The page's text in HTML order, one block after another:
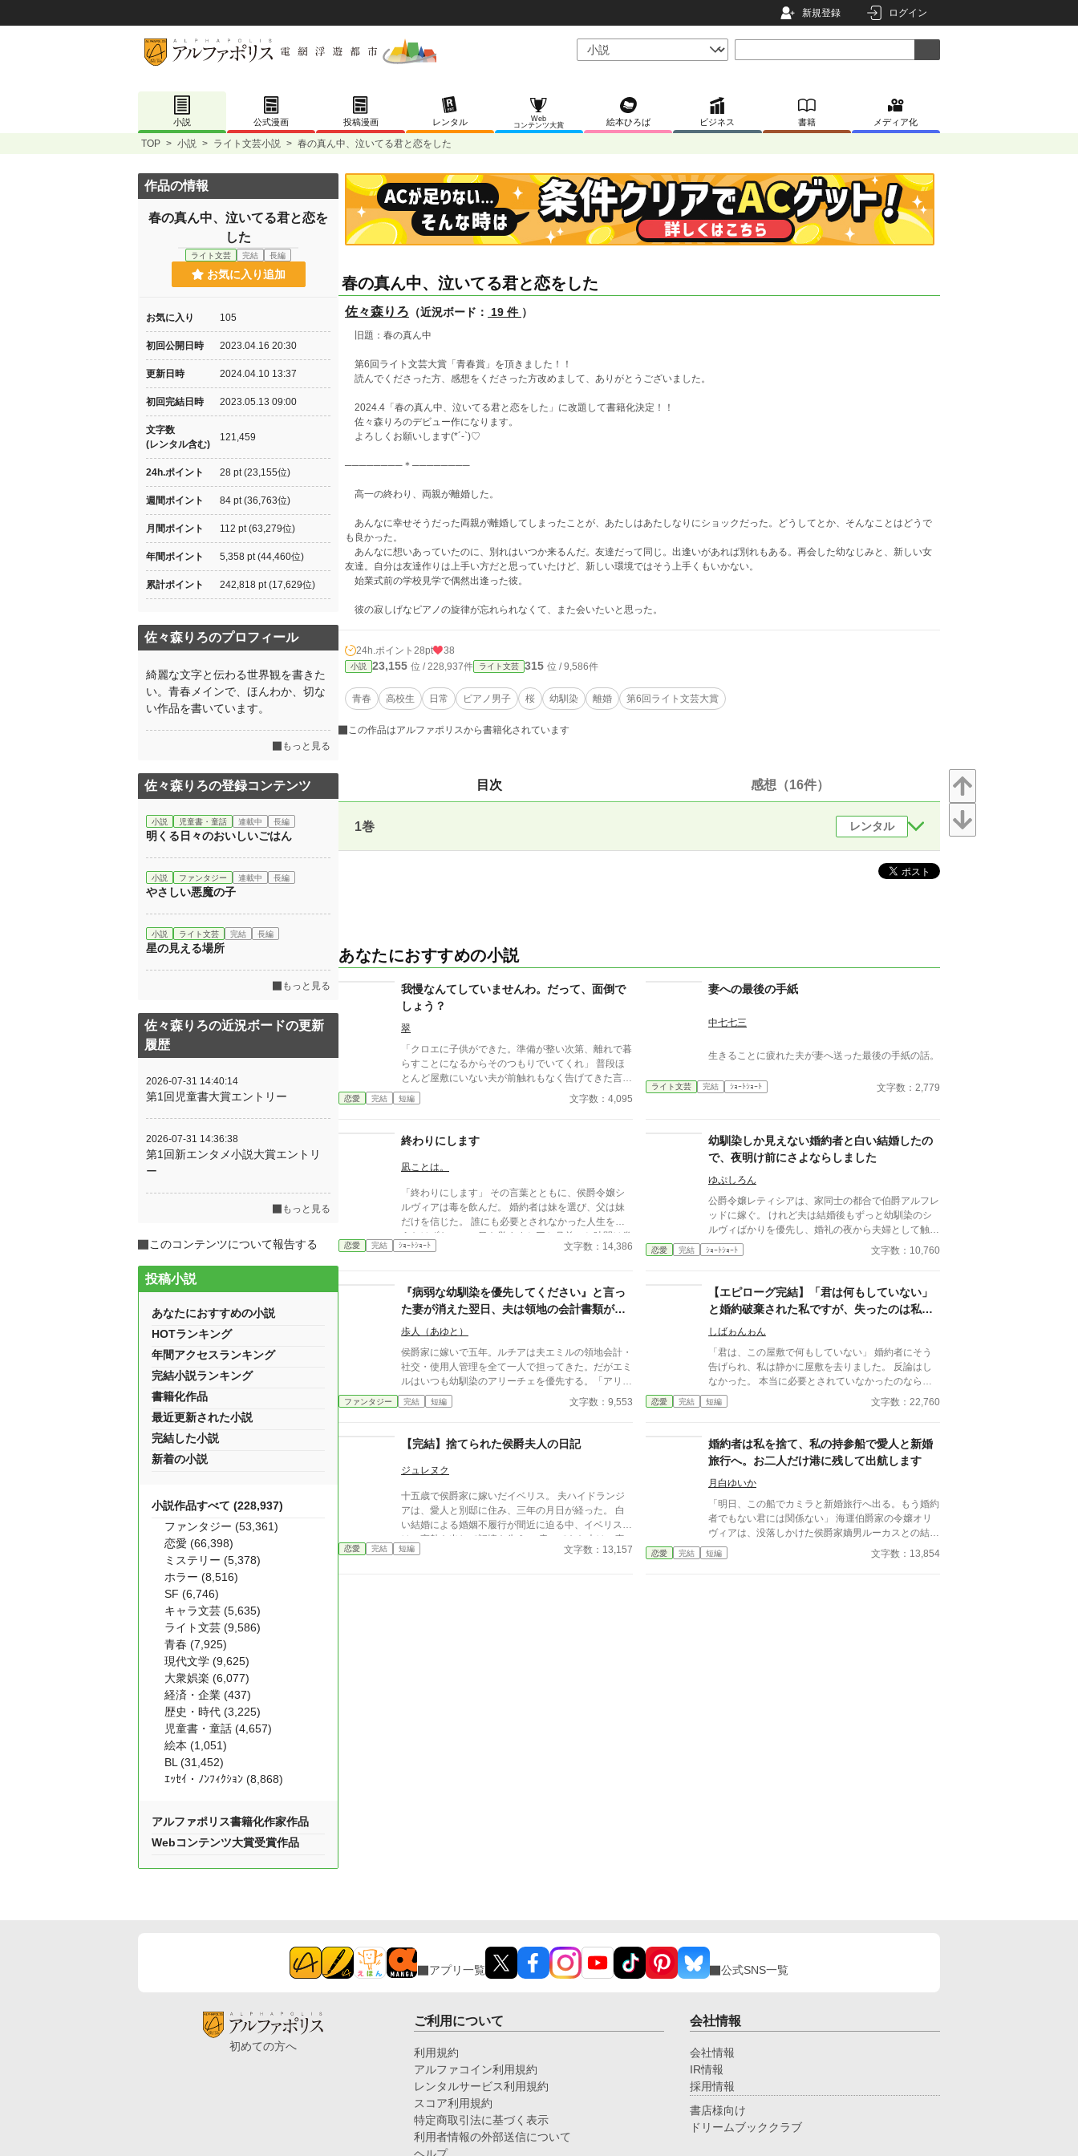
新規登録 ログイン
小説 公式漫画 投稿漫画 レンタル
Web
コンテンツ大賞
絵本ひろば ビジネス 書籍 メディア化
TOP > 小説 > ライト文芸小説 > 春の真ん中、泣いてる君と恋をした
春の真ん中、泣いてる君と恋をした
佐々森りろ （近況ボード： 19 件 ）
旧題：春の真ん中
第6回ライト文芸大賞「青春賞」を頂きました！！
読んでくださった方、感想をくださった方改めまして、ありがとうございました。
2024.4「春の真ん中、泣いてる君と恋をした」に改題して書籍化決定！！
佐々森りろのデビュー作になります。
よろしくお願いします(*´-`)♡
────────＊────────
高一の終わり、両親が離婚した。
あんなに幸せそうだった両親が離婚してしまったことが、あたしはあたしなりにショックだった。どうしてとか、そんなことはどうで
も良かった。
あんなに想いあっていたのに、別れはいつか来るんだ。友達だって同じ。出逢いがあれば別れもある。再会した幼なじみと、新しい女
友達。自分は友達作りは上手い方だと思っていたけど、新しい環境ではそう上手くもいかない。
始業式前の学校見学で偶然出逢った彼。
彼の寂しげなピアノの旋律が忘れられなくて、また会いたいと思った。
24h.ポイント 28pt 38
小説 23,155 位 / 228,937件 ライト文芸 315 位 / 9,586件
青春 高校生 日常 ピアノ男子 桜 幼馴染 離婚 第6回ライト文芸大賞
この作品はアルファポリスから書籍化されています
目次 感想（16件）
1巻 レンタル
あなたにおすすめの小説
我慢なんてしていませんわ。だって、面倒で
しょう？
翠
「クロエに子供ができた。準備が整い次第、離れで暮
らすことになるからそのつもりでいてくれ」 普段ほ
とんど屋敷にいない夫が前触れもなく告げてきた言葉
をきっかけに、レティシアは“三年間”の契約を終わら
せることにした。 赤の他人を屋敷に迎えることはし
って、面倒でしょう？」 不誠実な夫も、無意味な結
婚も、 この際すべて切り捨ててしまいましょう。
恋愛 完結 短編 文字数：4,095
妻への最後の手紙
中七七三
生きることに疲れた夫が妻へ送った最後の手紙の話。
ライト文芸 完結 ｼｮｰﾄｼｮｰﾄ 文字数：2,779
終わりにします
凪ことは。
「終わりにします」 その言葉とともに、侯爵令嬢シ
ルヴィアは毒を飲んだ。 婚約者は妹を選び、父は妹
だけを信じた。 誰にも必要とされなかった人生を終
えたはずなのに、目を覚ますと三か月前へと時間は巻
き戻っていた。 もう、誰かに愛されるためだけに生
分自身の人生を取り戻すための物語。
恋愛 完結 ｼｮｰﾄｼｮｰﾄ 文字数：14,386
幼馴染しか見えない婚約者と白い結婚したの
で、夜明け前にさよならしました
ゆぷしろん
公爵令嬢レティシアは、家同士の都合で伯爵アルフレ
ッドに嫁ぐ。 けれど夫は結婚後もずっと幼馴染のシ
ルヴィばかりを優先し、婚礼の夜から夫婦として触れ
合おうともしなかった。名ばかりの妻として伯爵家を
支え、領地経営まで立て直しても、彼にとってレティ
一周年の夜、アルフレッドが自分を手放す気はない一
方で、幼馴染を屋敷に迎え入れようとしている会話を
聞いてしまったレティシアは、ついに決意する。 ―
―もう、この結婚には見切りをつけよう。 夜明け
前、彼女は離縁の準備を整え、伯爵邸を出奔。 身を
寄せた北の港町で薬舗を手伝いながら、自分の力で生
きる穏やかな日々を手に入れていく。そこで出会った
のは、身分ではなく一人の女性として彼女を尊重して
くれる青年医師ノアだった。 一方、都合よく尽くし
りを優先する婚約者との白い結婚に終止符を打ち、傷
ついた公爵令嬢が新天地で本当の幸せを掴む、離縁か
恋愛 完結 ｼｮｰﾄｼｮｰﾄ 文字数：10,760
『病弱な幼馴染を優先してください』と言っ
た妻が消えた翌日、夫は領地の会計書類が全
て白紙になっていることに気づいた
歩人（あゆと）
侯爵家に嫁いで五年。ルチアは夫エミルの領地会計・
社交・使用人管理を全て一人で担ってきた。だがエミ
ルはいつも幼馴染のアリーチェを優先する。「アリー
チェは体が弱いんだ、お前とは違う」——その言葉を
百回聞いた日、ルチアは微笑んで離縁届に署名した。
に」。翌朝、エミルが目にしたのは——税務報告の締
らない自分。三ヶ月後、かつて「地味な妻」と呼ばれ
いた。
ファンタジー 完結 短編 文字数：9,553
【エピローグ完結】「君は何もしていない」
と婚約破棄された私ですが、失ったのは私だ
けではなかったようです
しばゎんゎん
「君は、この屋敷で何もしていない」 婚約者にそう
告げられ、私は静かに屋敷を去りました。 反論はし
なかった。 本当に必要とされていなかったのなら、
そこにいる理由などない。 けれど、翌日から屋敷は
変わり始める。 もちろん、悪い意味で。 執事が辞
を打ち切り、貴族たちも離れていく。 婚約破棄で失
ったものは、婚約者だけではなかった。 本質を見ず
に婚約破棄をした人が、信頼そのものを失ってしまう
物語。
恋愛 完結 短編 文字数：22,760
【完結】捨てられた侯爵夫人の日記
ジュレヌク
十五歳で侯爵家に嫁いだイベリス。 夫ハイドランジ
アは、愛人と別邸に住み、三年の月日が経った。 白
い結婚による婚姻不履行が間近に迫る中、イベリス
は、高熱を出して記憶を失う。 戻ってきた夫は、妻
に仕える侍女アリッサムから、いない月日の間書き綴
恋愛 完結 短編 文字数：13,157
婚約者は私を捨て、私の持参船で愛人と新婚
旅行へ。お二人だけ港に残して出航します
月白ゆいか
「明日、この船でカミラと新婚旅行へ出る。もう婚約
者でもない君には関係ない」 海運伯爵家の令嬢オリ
ヴィアは、没落しかけた侯爵家嫡男ルーカスとの結婚
後に領地を再建するため、三年かけて持参船〈暁の
鴎〉号を準備してきた。 船員をそろえ、航路を整
断を尊重してくれる相手との未来を自分の手で選び直
す物語。 全6話・完結。直接ざまぁ、お仕事上の正当
もりはありません。
恋愛 完結 短編 文字数：13,854
作品の情報
春の真ん中、泣いてる君と恋を
した
ライト文芸 完結 長編
お気に入り追加
お気に入り 105
初回公開日時 2023.04.16 20:30
更新日時 2024.04.10 13:37
初回完結日時 2023.05.13 09:00
文字数
(レンタル含む)
121,459
24h.ポイント 28 pt (23,155位)
週間ポイント 84 pt (36,763位)
月間ポイント 112 pt (63,279位)
年間ポイント 5,358 pt (44,460位)
累計ポイント 242,818 pt (17,629位)
佐々森りろのプロフィール
綺麗な文字と伝わる世界観を書きた
い。青春メインで、ほんわか、切な
い作品を書いています。
もっと見る
佐々森りろの登録コンテンツ
小説 児童書・童話 連載中 長編
明くる日々のおいしいごはん
小説 ファンタジー 連載中 長編
やさしい悪魔の子
小説 ライト文芸 完結 長編
星の見える場所
もっと見る
佐々森りろの近況ボードの更新
履歴
2026-07-31 14:40:14
第1回児童書大賞エントリー
2026-07-31 14:36:38
第1回新エンタメ小説大賞エントリ
ー
もっと見る
このコンテンツについて報告する
投稿小説
あなたにおすすめの小説
HOTランキング
年間アクセスランキング
完結小説ランキング
書籍化作品
最近更新された小説
完結した小説
新着の小説
小説作品すべて (228,937)
ファンタジー (53,361)
恋愛 (66,398)
ミステリー (5,378)
ホラー (8,516)
SF (6,746)
キャラ文芸 (5,635)
ライト文芸 (9,586)
青春 (7,925)
現代文学 (9,625)
大衆娯楽 (6,077)
経済・企業 (437)
歴史・時代 (3,225)
児童書・童話 (4,657)
絵本 (1,051)
BL (31,452)
ｴｯｾｲ・ﾉﾝﾌｨｸｼｮﾝ (8,868)
アルファポリス書籍化作家作品
Webコンテンツ大賞受賞作品
アプリ一覧 公式SNS一覧
初めての方へ
ご利用について
利用規約
アルファコイン利用規約
レンタルサービス利用規約
スコア利用規約
特定商取引法に基づく表示
利用者情報の外部送信について
会社情報
会社情報
IR情報
採用情報
書店様向け
ドリームブッククラブ